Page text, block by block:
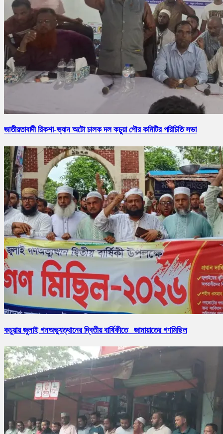
জাতীয়তাবাদী রিকশা-ভ্যান অটো চালক দল কচুয়া পৌর কমিটির পরিচিতি সভা
কচুয়ায় জুলাই গনঅভ্যুত্থানের দ্বিতীয় বার্ষিকীতে জামায়াতের গণমিছিল